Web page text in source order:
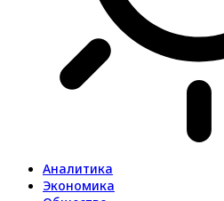
Аналитика
Экономика